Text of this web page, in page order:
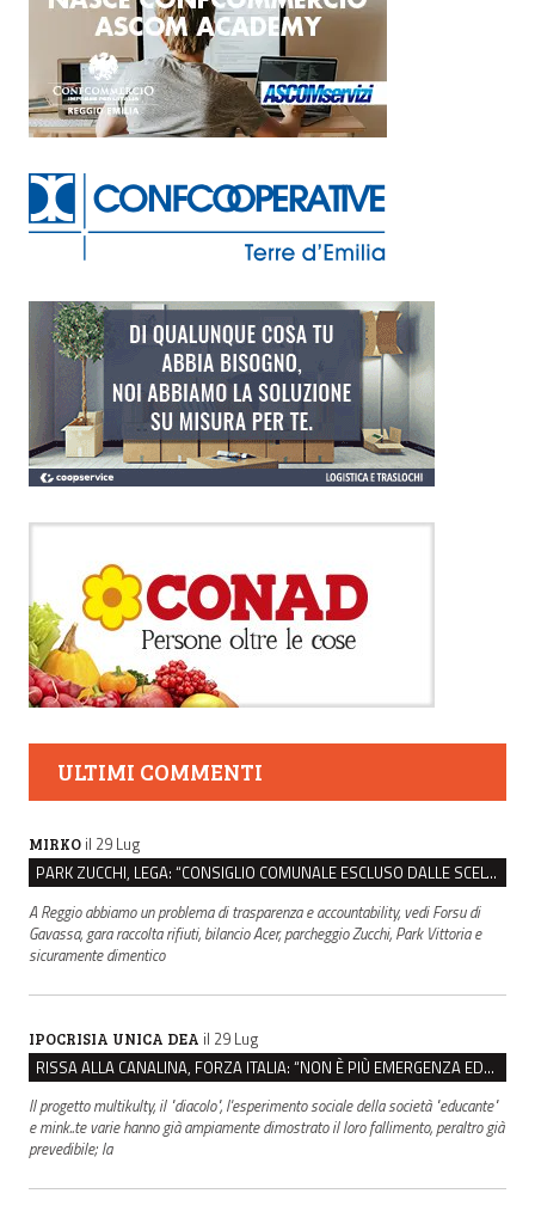
ULTIMI COMMENTI
MIRKO il 29 Lug
PARK ZUCCHI, LEGA: “CONSIGLIO COMUNALE ESCLUSO DALLE SCELTE, PRETENDIAMO TUTTI GLI ATTI”
A Reggio abbiamo un problema di trasparenza e accountability, vedi Forsu di
Gavassa, gara raccolta rifiuti, bilancio Acer, parcheggio Zucchi, Park Vittoria e
sicuramente dimentico
IPOCRISIA UNICA DEA il 29 Lug
RISSA ALLA CANALINA, FORZA ITALIA: “NON È PIÙ EMERGENZA EDUCATIVA, MA DI SICUREZZA”
Il progetto multikulty, il "diacolo", l'esperimento sociale della società "educante"
e mink..te varie hanno già ampiamente dimostrato il loro fallimento, peraltro già
prevedibile; la